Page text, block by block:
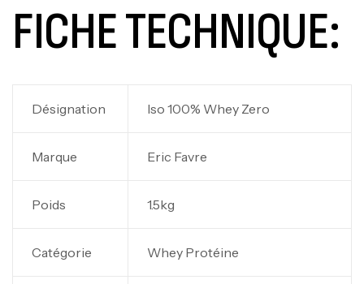
FICHE TECHNIQUE:
Désignation Iso 100% Whey Zero
Marque Eric Favre
Poids 1.5kg
Catégorie Whey Protéine